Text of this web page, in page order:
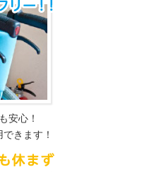
安心！
きます！